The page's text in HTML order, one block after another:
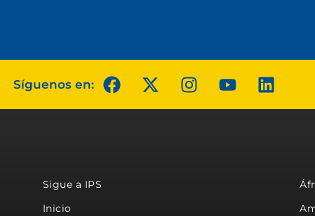
Síguenos en:
Sigue a IPS
Inicio